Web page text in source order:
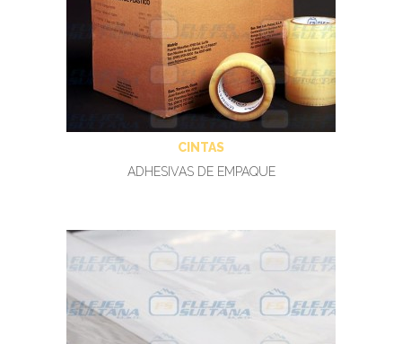
CINTAS
ADHESIVAS DE EMPAQUE